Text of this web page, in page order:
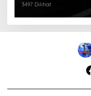
3497 Dilihat